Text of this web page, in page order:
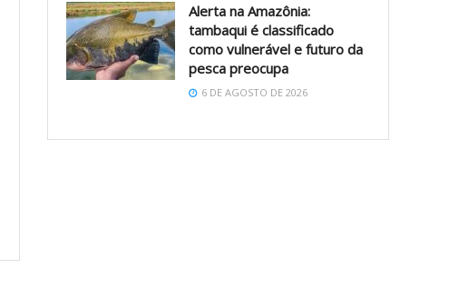
Alerta na Amazônia:
tambaqui é classificado
como vulnerável e futuro da
pesca preocupa
6 DE AGOSTO DE 2026